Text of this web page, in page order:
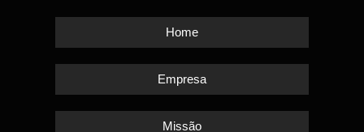
Home
Empresa
Missão